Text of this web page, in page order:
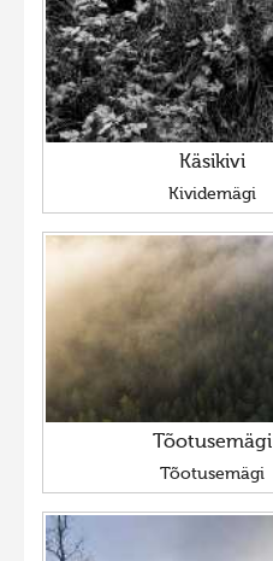
Käsikivi
Kividemägi
Tõotusemägi
Tõotusemägi